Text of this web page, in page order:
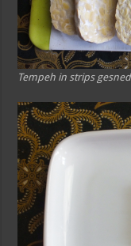
Tempeh in strips